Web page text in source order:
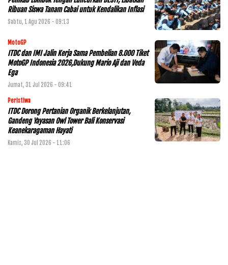
Ribuan Siswa Tanam Cabai untuk Kendalikan Inflasi
Sabtu, 1 Agu 2026 - 09:13
MotoGP
ITDC dan IMI Jalin Kerja Sama Pembelian 8.000 Tiket
MotoGP Indonesia 2026,Dukung Mario Aji dan Veda
Ega
Jumat, 31 Jul 2026 - 09:41
Peristiwa
ITDC Dorong Pertanian Organik Berkelanjutan,
Gandeng Yayasan Owl Tower Bali Konservasi
Keanekaragaman Hayati
Kamis, 30 Jul 2026 - 11:06